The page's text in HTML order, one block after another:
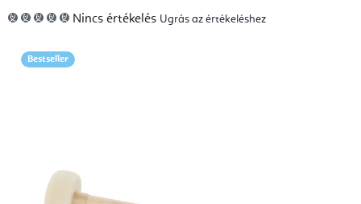
A
termék
5-
ből
Nincs értékelés Ugrás az értékeléshez
Bestseller